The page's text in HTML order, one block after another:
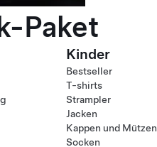
Paket
Kinder
Bestseller
T-shirts
Strampler
Jacken
Kappen und Mützen
Socken